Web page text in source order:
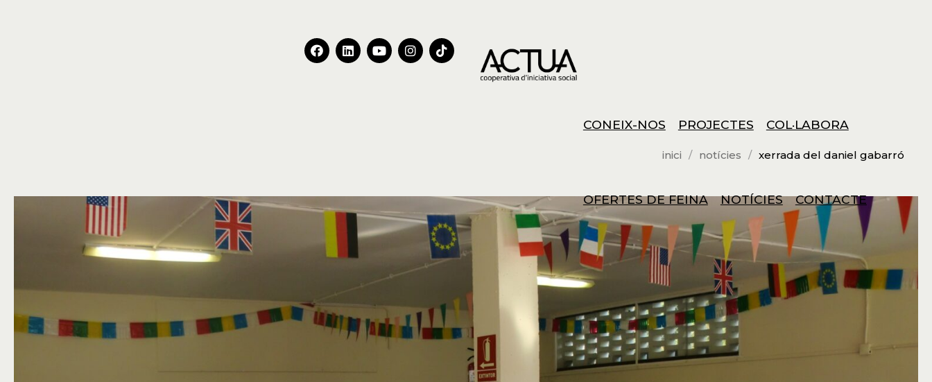
CONEIX-NOS PROJECTES COL·LABORA
OFERTES DE FEINA NOTÍCIES CONTACTE
inici notícies xerrada del daniel gabarró